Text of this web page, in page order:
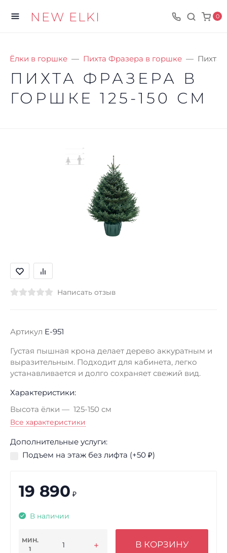
NEW ELKI 0
Ёлки в горшке Пихта Фразера в горшке Пихта
ПИХТА ФРАЗЕРА В
ГОРШКЕ 125-150 СМ
Написать отзыв
Артикул E-951
Густая пышная крона делает дерево аккуратным и
выразительным. Подходит для кабинета, легко
устанавливается и долго сохраняет свежий вид.
Характеристики:
Высота ёлки
125-150 см
Все характеристики
Дополнительные услуги:
Подъем на этаж без лифта (+50 ₽)
19 890 ₽
В наличии
МИН.
1
В КОРЗИНУ